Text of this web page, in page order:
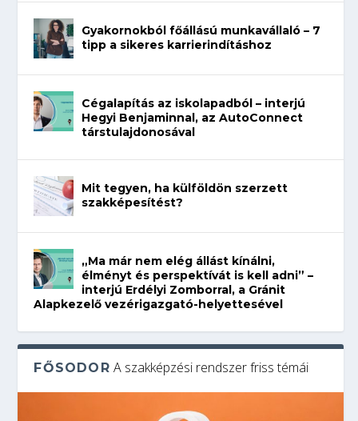
Gyakornokból főállású munkavállaló – 7
tipp a sikeres karrierindításhoz
Cégalapítás az iskolapadból – interjú
Hegyi Benjaminnal, az AutoConnect
társtulajdonosával
Mit tegyen, ha külföldön szerzett
szakképesítést?
„Ma már nem elég állást kínálni,
élményt és perspektívát is kell adni” –
interjú Erdélyi Zomborral, a Gránit
Alapkezelő vezérigazgató-helyettesével
FŐSODOR A szakképzési rendszer friss témái